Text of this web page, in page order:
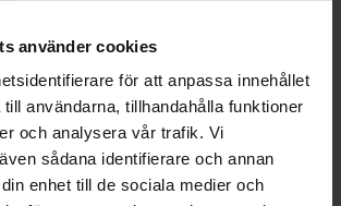
använder cookies
för att anpassa innehållet
användarna, tillhandahålla funktioner
och analysera vår trafik. Vi
sådana identifierare och annan
enhet till de sociala medier och